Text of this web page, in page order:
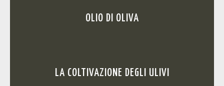
OLIO DI OLIVA
LA COLTIVAZIONE DEGLI ULIVI